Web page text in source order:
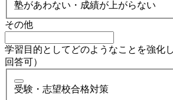
塾があわない・成績が上がらない
その他
学習目的としてどのようなことを強化
回答可）
受験・志望校合格対策